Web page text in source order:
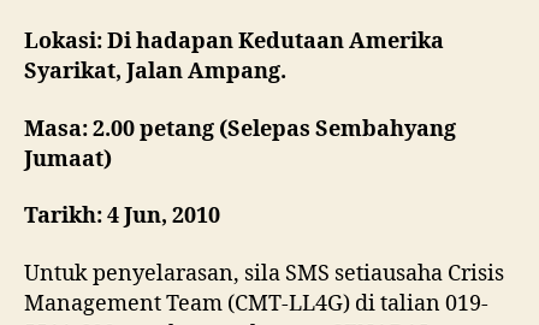
Lokasi: Di hadapan Kedutaan Amerika
Syarikat, Jalan Ampang.
Masa: 2.00 petang (Selepas Sembahyang
Jumaat)
Tarikh: 4 Jun, 2010
Untuk penyelarasan, sila SMS setiausaha Crisis
Management Team (CMT-LL4G) di talian 019-